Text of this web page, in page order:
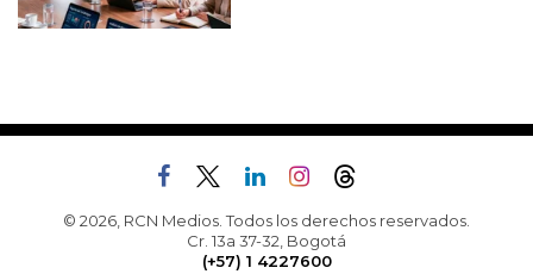
© 2026, RCN Medios. Todos los derechos reservados.
Cr. 13a 37-32, Bogotá
(+57) 1 4227600